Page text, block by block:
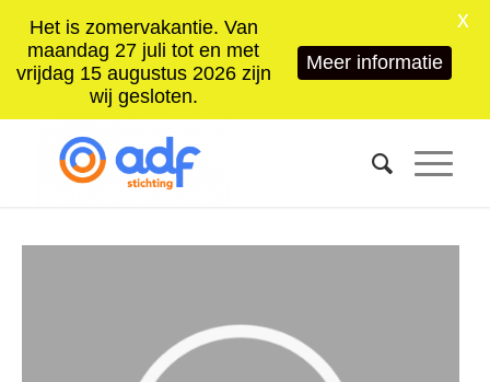
Het is zomervakantie. Van
maandag 27 juli tot en met
vrijdag 15 augustus 2026 zijn
wij gesloten.
Meer informatie
X